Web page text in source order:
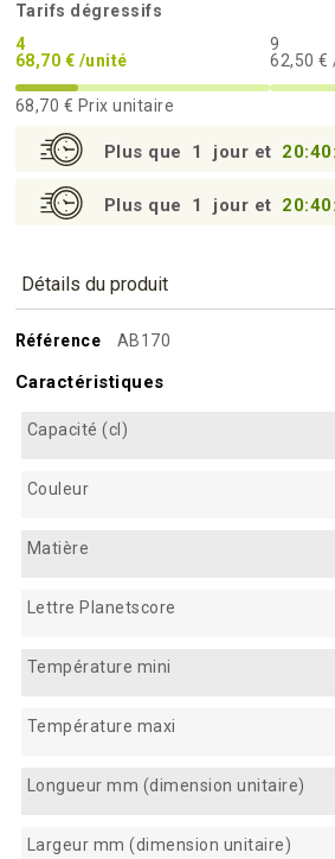
Tarifs dégressifs
4
68,70 € /unité
9
62,50 €
68,70 € Prix unitaire
Plus que 1 jour et
Plus que 1 jour et
Détails du produit
Référence AB170
Caractéristiques
Capacité (cl)
Couleur
Matière
Lettre Planetscore
Température mini
Température maxi
Longueur mm (dimension unitaire)
Largeur mm (dimension unitaire)